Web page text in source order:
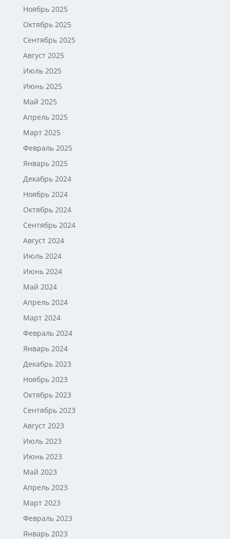
Ноябрь 2025
Октябрь 2025
Сентябрь 2025
Август 2025
Июль 2025
Июнь 2025
Май 2025
Апрель 2025
Март 2025
Февраль 2025
Январь 2025
Декабрь 2024
Ноябрь 2024
Октябрь 2024
Сентябрь 2024
Август 2024
Июль 2024
Июнь 2024
Май 2024
Апрель 2024
Март 2024
Февраль 2024
Январь 2024
Декабрь 2023
Ноябрь 2023
Октябрь 2023
Сентябрь 2023
Август 2023
Июль 2023
Июнь 2023
Май 2023
Апрель 2023
Март 2023
Февраль 2023
Январь 2023